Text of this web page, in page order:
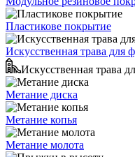
Пластикове покрытие
Искусственная трава для
Искусственная трава
Метание диска
Метание копья
Метание молота